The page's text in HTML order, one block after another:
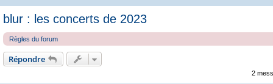
blur : les concerts de 2023
Règles du forum
Répondre
2